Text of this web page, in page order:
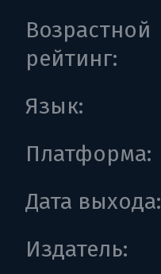
Возрастной
рейтинг:
Язык:
Платформа:
Дата выхода:
Издатель: